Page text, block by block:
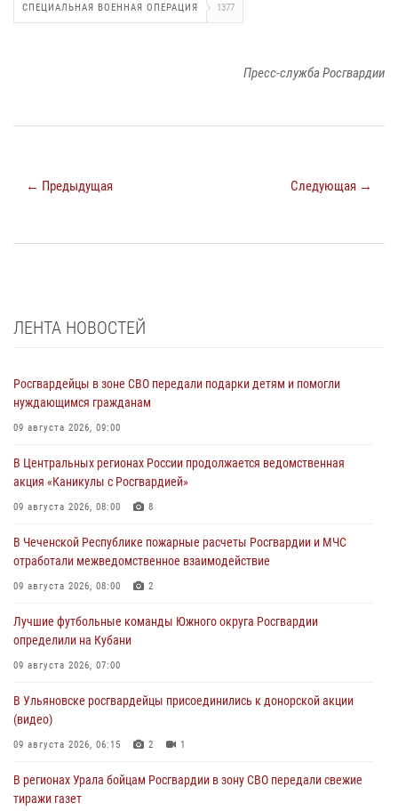
СПЕЦИАЛЬНАЯ ВОЕННАЯ ОПЕРАЦИЯ 1377
Пресс-служба Росгвардии
← Предыдущая Следующая →
ЛЕНТА НОВОСТЕЙ
Росгвардейцы в зоне СВО передали подарки детям и помогли
нуждающимся гражданам
09 августа 2026, 09:00
В Центральных регионах России продолжается ведомственная
акция «Каникулы с Росгвардией»
09 августа 2026, 08:00 8
В Чеченской Республике пожарные расчеты Росгвардии и МЧС
отработали межведомственное взаимодействие
09 августа 2026, 08:00 2
Лучшие футбольные команды Южного округа Росгвардии
определили на Кубани
09 августа 2026, 07:00
В Ульяновске росгвардейцы присоединились к донорской акции
(видео)
09 августа 2026, 06:15 2 1
В регионах Урала бойцам Росгвардии в зону СВО передали свежие
тиражи газет